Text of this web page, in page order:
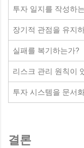
투자 일지를 작성하
장기적 관점을 유지
실패를 복기하는가?
리스크 관리 원칙이
투자 시스템을 문서
결론